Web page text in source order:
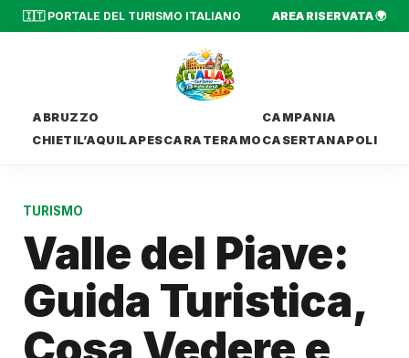
🇮🇹 PORTALE DEL TURISMO ITALIANO AREA RISERVATA 🌍
ABRUZZO
CHIETIL’AQUILAPESCARA TERAMO
CAMPANIA
CASERTANAPOLI
TURISMO
Valle del Piave:
Guida Turistica,